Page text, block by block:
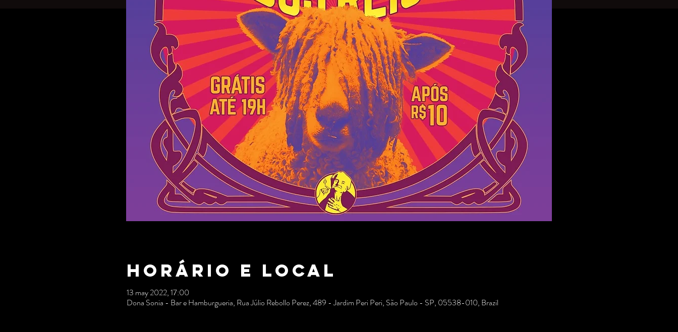
Horário e local
13 may 2022, 17:00
Dona Sonia - Bar e Hamburgueria, Rua Júlio Rebollo Perez, 489 - Jardim Peri Peri, São Paulo - SP, 05538-010, Brazil